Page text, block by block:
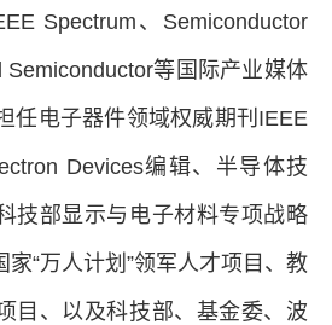
Spectrum、Semiconductor
Semiconductor等国际产业媒体
任电子器件领域权威期刊IEEE
Devices编辑、半导体技
技部显示与电子材料专项战略
“万人计划”领军人才项目、教
目、以及科技部、基金委、波